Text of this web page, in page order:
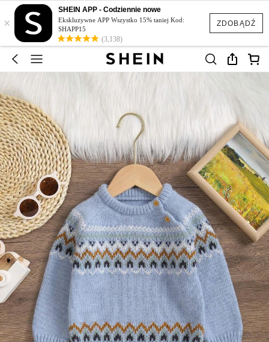
ZDOBĄDŹ
×
SHEIN APP - Codziennie nowe
Ekskluzywne APP Wszystko 15% taniej Kod:
SHAPP15
(3,138)